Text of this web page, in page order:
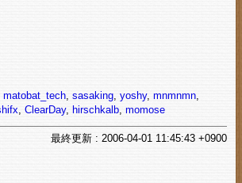
matobat_tech, sasaking, yoshy, mnmnmn,
, ClearDay, hirschkalb, momose
最終更新: 2006-04-01 11:45:43 +0900